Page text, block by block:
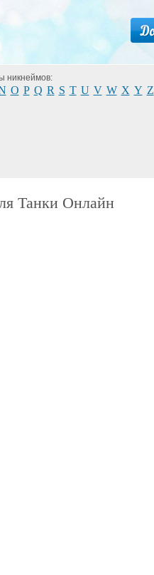
никнеймов:
O P Q R S T U V W X Y Z
Танки Онлайн